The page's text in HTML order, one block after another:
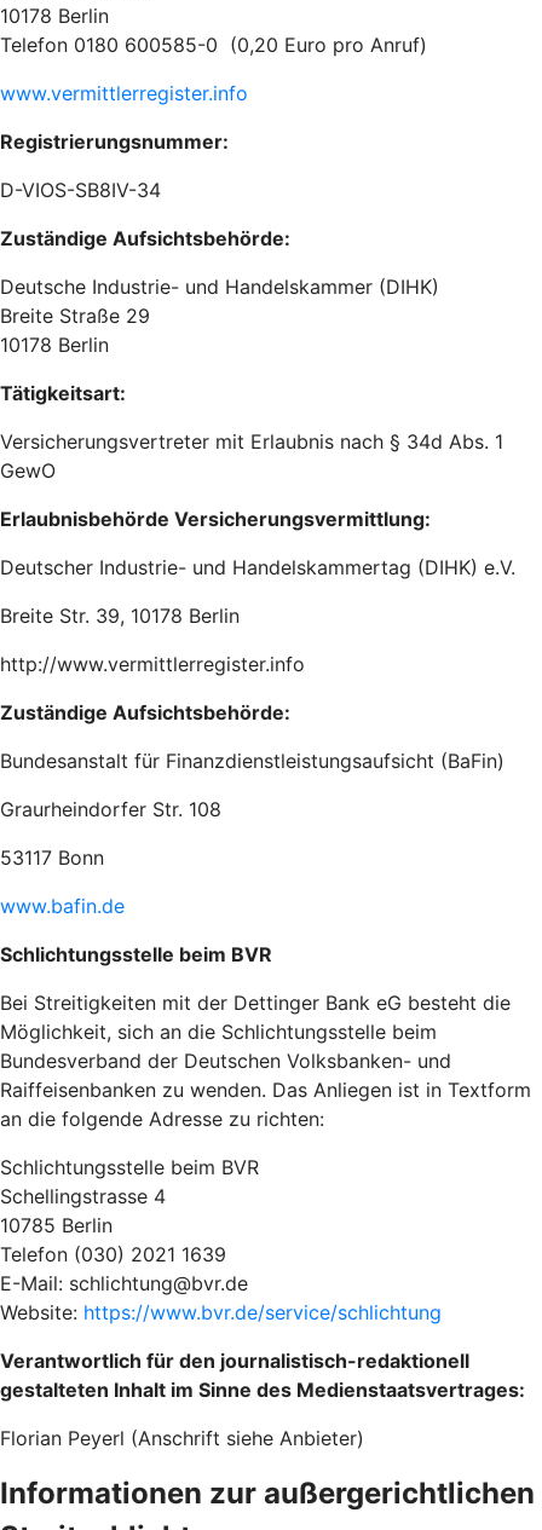
10178 Berlin
Telefon 0180 600585-0 (0,20 Euro pro Anruf)
www.vermittlerregister.info
Registrierungsnummer:
D-VIOS-SB8IV-34
Zuständige Aufsichtsbehörde:
Deutsche Industrie- und Handelskammer (DIHK)
Breite Straße 29
10178 Berlin
Tätigkeitsart:
Versicherungsvertreter mit Erlaubnis nach § 34d Abs. 1
GewO
Erlaubnisbehörde Versicherungsvermittlung:
Deutscher Industrie- und Handelskammertag (DIHK) e.V.
Breite Str. 39, 10178 Berlin
http://www.vermittlerregister.info
Zuständige Aufsichtsbehörde:
Bundesanstalt für Finanzdienstleistungsaufsicht (BaFin)
Graurheindorfer Str. 108
53117 Bonn
www.bafin.de
Schlichtungsstelle beim BVR
Bei Streitigkeiten mit der Dettinger Bank eG besteht die
Möglichkeit, sich an die Schlichtungsstelle beim
Bundesverband der Deutschen Volksbanken- und
Raiffeisenbanken zu wenden. Das Anliegen ist in Textform
an die folgende Adresse zu richten:
Schlichtungsstelle beim BVR
Schellingstrasse 4
10785 Berlin
Telefon (030) 2021 1639
E-Mail: schlichtung@bvr.de
Website: https://www.bvr.de/service/schlichtung
Verantwortlich für den journalistisch-redaktionell
gestalteten Inhalt im Sinne des Medienstaatsvertrages:
Florian Peyerl (Anschrift siehe Anbieter)
Informationen zur außergerichtlichen